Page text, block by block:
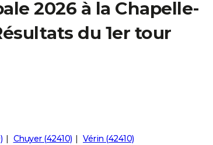
2026 à la Chapelle-
du 1er tour
Chuyer (42410) Vérin (42410)